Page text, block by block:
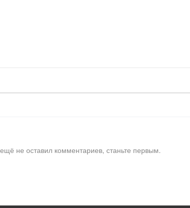
не оставил комментариев, станьте первым.